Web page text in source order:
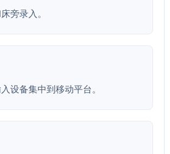
旁录入。
设备集中到移动平台。